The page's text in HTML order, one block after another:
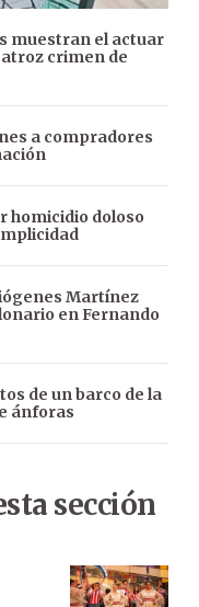
muestran el actuar
crimen de
a compradores
homicidio doloso
Martínez
en Fernando
de un barco de la
ánforas
sección